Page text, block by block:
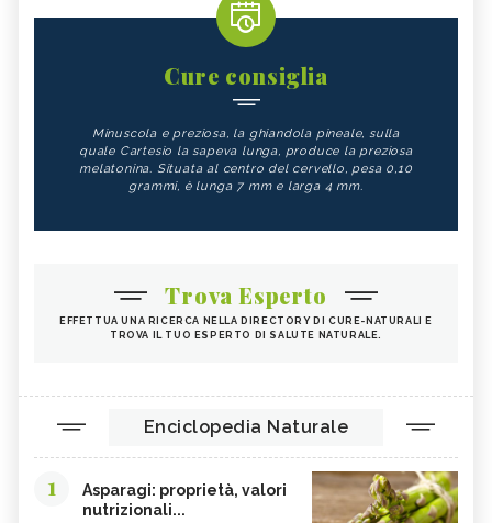
Cure consiglia
Minuscola e preziosa, la ghiandola pineale, sulla
quale Cartesio la sapeva lunga, produce la preziosa
melatonina. Situata al centro del cervello, pesa 0,10
grammi, è lunga 7 mm e larga 4 mm.
Trova Esperto
EFFETTUA UNA RICERCA NELLA DIRECTORY DI CURE-NATURALI E
TROVA IL TUO ESPERTO DI SALUTE NATURALE.
Enciclopedia Naturale
1
Asparagi: proprietà, valori
nutrizionali...